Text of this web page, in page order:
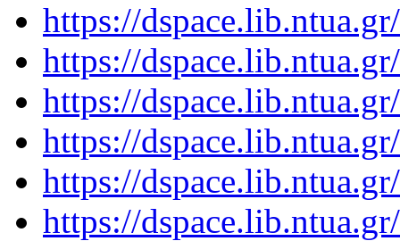
https://
https://
https://
https://
https://
https://